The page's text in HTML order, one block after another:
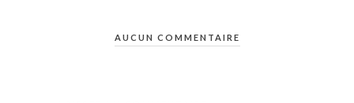
AUCUN COMMENTAIRE